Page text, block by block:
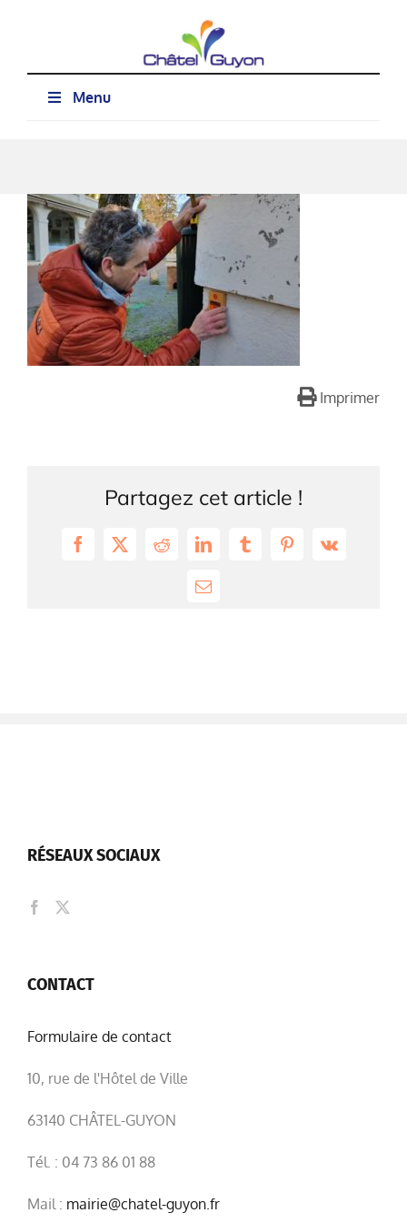
Menu
Imprimer
Partagez cet article !
Facebook
X RedditLinkedInTumblrPinterest
Vk
Email
RÉSEAUX SOCIAUX
CONTACT
Formulaire de contact
10, rue de l'Hôtel de Ville
63140 CHÂTEL-GUYON
Tél. : 04 73 86 01 88
Mail : mairie@chatel-guyon.fr